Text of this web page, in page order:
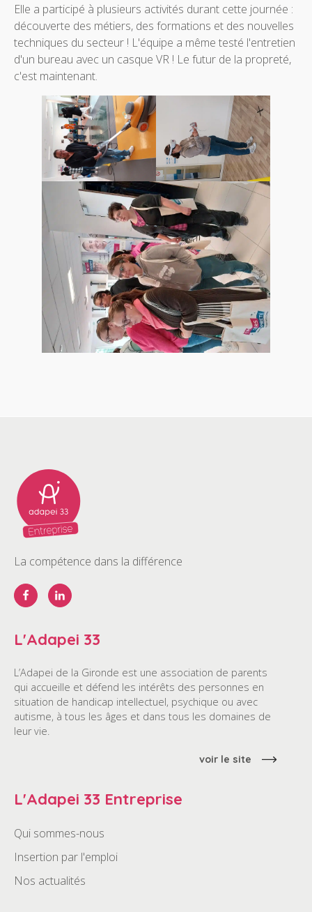
Elle a participé à plusieurs activités durant cette journée :
découverte des métiers, des formations et des nouvelles
techniques du secteur ! L'équipe a même testé l'entretien
d'un bureau avec un casque VR ! Le futur de la propreté,
c'est maintenant.
La compétence dans la différence
L'Adapei 33
L’Adapei de la Gironde est une association de parents
qui accueille et défend les intérêts des personnes en
situation de handicap intellectuel, psychique ou avec
autisme, à tous les âges et dans tous les domaines de
leur vie.
voir le site
L'Adapei 33 Entreprise
Qui sommes-nous
Insertion par l'emploi
Nos actualités